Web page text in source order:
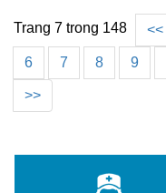
Trang 7 trong 148 <<
6 7 8 9
>>